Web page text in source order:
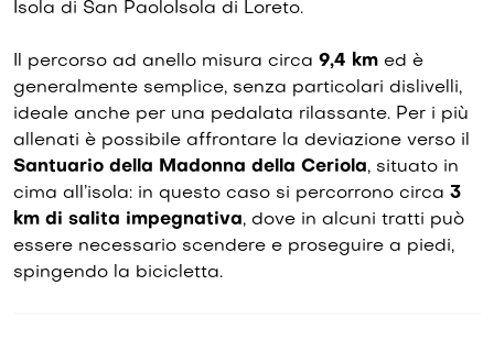
Isola di San PaoloIsola di Loreto.
Il percorso ad anello misura circa 9,4 km ed è
generalmente semplice, senza particolari dislivelli,
ideale anche per una pedalata rilassante. Per i più
allenati è possibile affrontare la deviazione verso il
Santuario della Madonna della Ceriola, situato in
cima all’isola: in questo caso si percorrono circa 3
km di salita impegnativa, dove in alcuni tratti può
essere necessario scendere e proseguire a piedi,
spingendo la bicicletta.